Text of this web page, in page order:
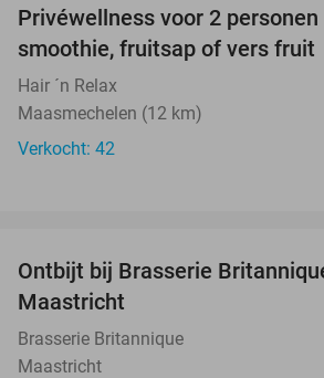
Privéwellness voor 2 personen
smoothie, fruitsap of vers fruit
Hair ´n Relax
Maasmechelen (12 km)
Verkocht: 42
Ontbijt bij Brasserie
Maastricht
Brasserie Britannique
Maastricht